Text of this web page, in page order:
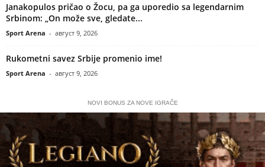
Janakopulos pričao o Žocu, pa ga uporedio sa legendarnim
Srbinom: „On može sve, gledate...
Sport Arena - август 9, 2026
Rukometni savez Srbije promenio ime!
Sport Arena - август 9, 2026
NOVI BONUS ZA NOVE IGRAČE